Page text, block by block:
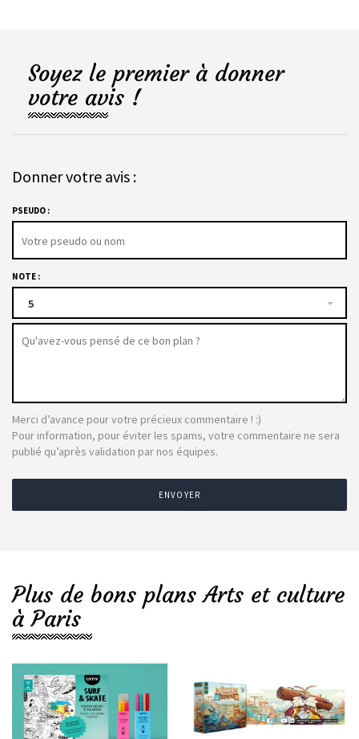
Soyez le premier à donner
votre avis !
Donner votre avis :
PSEUDO :
NOTE :
5
Merci d’avance pour votre précieux commentaire ! :)
Pour information, pour éviter les spams, votre commentaire ne sera
publié qu’après validation par nos équipes.
ENVOYER
Plus de bons plans Arts et culture
à Paris